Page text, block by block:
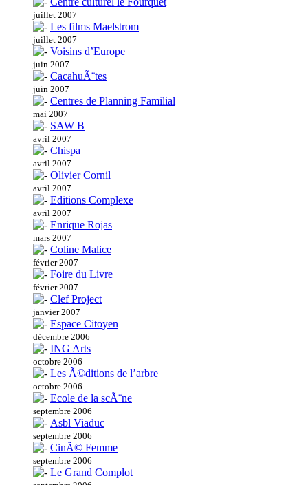
juillet 2007
Les films Maelstrom
juillet 2007
Voisins d’Europe
juin 2007
CacahuÃ¨tes
juin 2007
Centres de Planning Familial
mai 2007
SAW B
avril 2007
Chispa
avril 2007
Olivier Cornil
avril 2007
Editions Complexe
avril 2007
Enrique Rojas
mars 2007
Coline Malice
février 2007
Foire du Livre
février 2007
Clef Project
janvier 2007
Espace Citoyen
décembre 2006
ING Arts
octobre 2006
Les Ã©ditions de l’arbre
octobre 2006
Ecole de la scÃ¨ne
septembre 2006
Asbl Viaduc
septembre 2006
CinÃ© Femme
septembre 2006
Le Grand Complot